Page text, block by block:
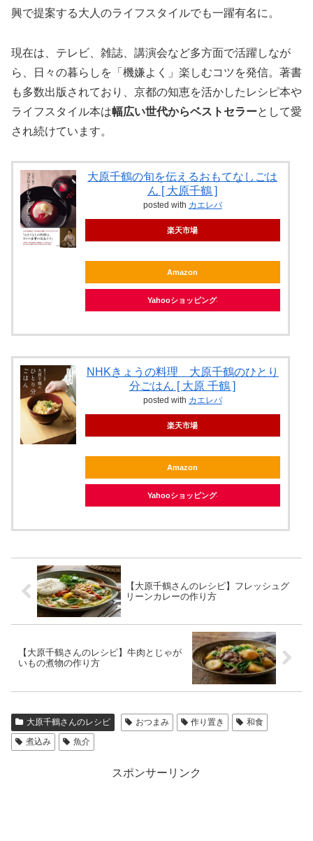
興で提案する大人のライフスタイルでも一躍有名に。
現在は、テレビ、雑誌、講演会など多方面で活躍しなが
ら、日々の暮らしを「機嫌よく」楽しむコツを発信。著書
も多数出版されており、京都の知恵を活かしたレシピ本や
ライフスタイル本は幅広い世代からベストセラーとして愛
され続けています。
大原千鶴の旬を伝えるおもてなしごは
ん [ 大原千鶴 ]
posted with カエレバ
楽天市場
Amazon
Yahooショッピング
NHKきょうの料理 大原千鶴のひとり
分ごはん [ 大原 千鶴 ]
posted with カエレバ
楽天市場
Amazon
Yahooショッピング
【大原千鶴さんのレシピ】フレッシュグ
リーンカレーの作り方
【大原千鶴さんのレシピ】牛肉とじゃが
いもの煮物の作り方
大原千鶴さんのレシピ おつまみ 作り置き
和食
煮込み
魚介
スポンサーリンク